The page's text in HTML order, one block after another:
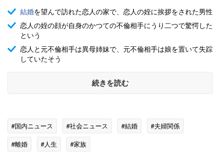
結婚を望んで訪れた恋人の家で、恋人の姪に挨拶をされた男性
恋人の姪の顔が自身のかつての不倫相手にうり二つで驚愕した
という
恋人と元不倫相手は異母姉妹で、元不倫相手は娘を置いて失踪
していたそう
続きを読む
#国内ニュース #社会ニュース #結婚
#夫婦関係
#離婚
#人生 #家族